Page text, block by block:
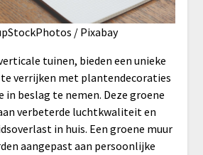
/ Pixabay
tuinen, bieden een unieke
verrijken met plantendecoraties
in beslag te nemen. Deze groene
verbeterde luchtkwaliteit en
in huis. Een groene muur
aangepast aan persoonlijke